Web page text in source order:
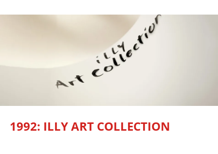
1992: ILLY ART COLLECTION
ΔΗΜΙΟΥΡΓΙΑ ΛΟΓΑΡΙΑΣΜΟΥ